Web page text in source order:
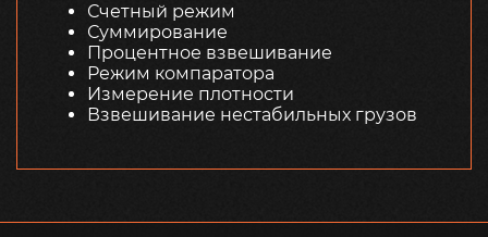
Счетный режим
Суммирование
Процентное взвешивание
Режим компаратора
Измерение плотности
Взвешивание нестабильных грузов